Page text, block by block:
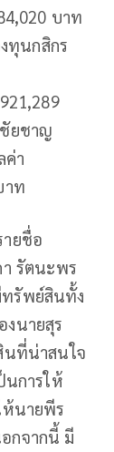
บาท
ทุนกสิกร
ยชาญ
ค่า
าท
ยชื่อ
า รัตนะพร
ทรัพย์สินทั้ง
นายสุร
นที่น่าสนใจ
นการให้
ห้นายพีร
กจากนี้ มี